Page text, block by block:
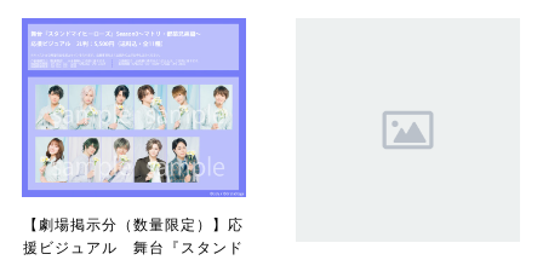
【劇場掲示分（数量限定）】応
援ビジュアル 舞台『スタンド